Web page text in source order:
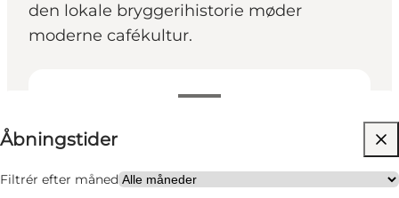
den lokale bryggerihistorie møder
moderne cafékultur.
Åbningstider
Filtrér efter måned
Besøg hjemmeside
Venner, Min partner, Mig selv